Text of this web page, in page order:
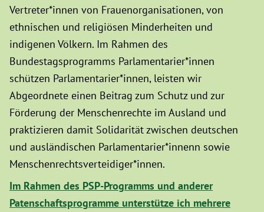
Vertreter*innen von Frauenorganisationen, von
ethnischen und religiösen Minderheiten und
indigenen Völkern. Im Rahmen des
Bundestagsprogramms Parlamentarier*innen
schützen Parlamentarier*innen, leisten wir
Abgeordnete einen Beitrag zum Schutz und zur
Förderung der Menschenrechte im Ausland und
praktizieren damit Solidarität zwischen deutschen
und ausländischen Parlamentarier*innenn sowie
Menschenrechtsverteidiger*innen.
Im Rahmen des PSP-Programms und anderer
Patenschaftsprogramme unterstütze ich mehrere